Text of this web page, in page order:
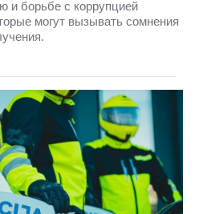
и борьбе с коррупцией
могут вызывать сомнения